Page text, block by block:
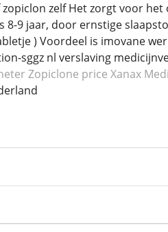
zelf Het zorgt voor
8-9 jaar, door ernstige
) Voordeel is imovane
sggz nl verslaving
Zopiclone price Xanax